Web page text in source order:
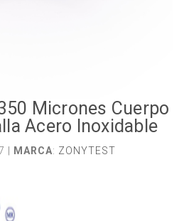
Micrones Cuerpo
Acero Inoxidable
| MARCA: ZONYTEST